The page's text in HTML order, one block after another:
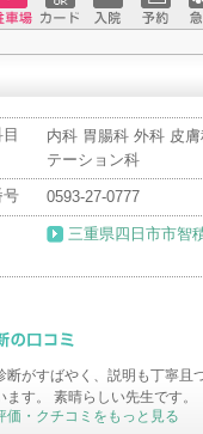
車場クレジ
ットカ
入院 予約 急
内科 胃腸科 外科 皮
テーション科
号
0593-27-0777
三重県四日市市智
コミ
断がすばやく、説明も丁寧且
ます。 素晴らしい先生です。
価・クチコミをもっと見る